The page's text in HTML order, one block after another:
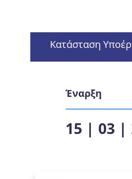
Κατάσταση
Έναρξη
15 | 03 |